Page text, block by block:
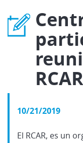
RCAR
10/21/2019
El RCAR, es un